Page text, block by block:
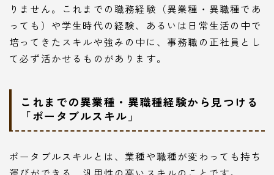
りません。これまでの職務経験（異業種・異職種であ
っても）や学生時代の経験、あるいは日常生活の中で
培ってきたスキルや強みの中に、事務職の正社員とし
て必ず活かせるものがあります。
これまでの異業種・異職種経験から見つける
「ポータブルスキル」
ポータブルスキルとは、業種や職種が変わっても持ち